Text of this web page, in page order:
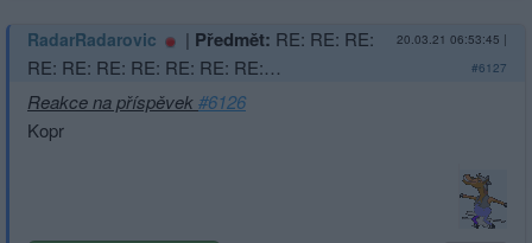
RadarRadarovic | Předmět: RE: RE: RE:
RE: RE: RE: RE: RE: RE: RE:…
20.03.21 06:53:45 |
#6127
Reakce na příspěvek#6126
Kopr